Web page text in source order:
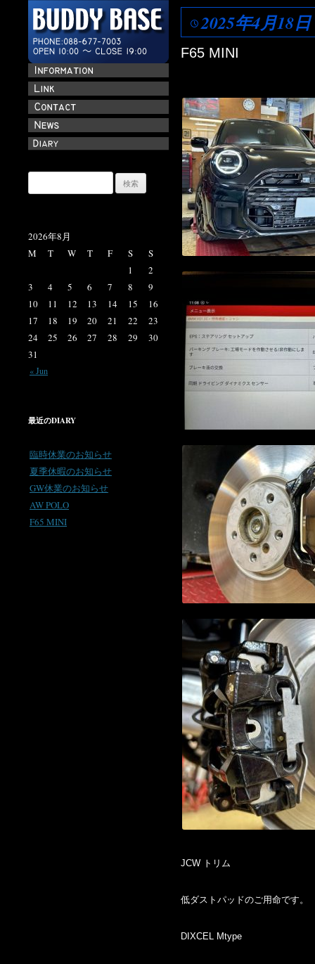
索:
2026年8月
M
T W T F S
S
1
2
3
4 5 6 7 8
9
10
11 12 13 14 15
16
17
18 19 20 21 22
23
24
25 26 27 28 29
30
31
« Jun
最近のDIARY
臨時休業のお知らせ
夏季休暇のお知らせ
GW休業のお知らせ
AW POLO
F65 MINI
2025年4月18日
F65 MINI
JCW トリム
低ダストパッドのご用命です。
DIXCEL Mtype